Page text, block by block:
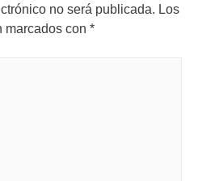
no será publicada. Los
marcados con *